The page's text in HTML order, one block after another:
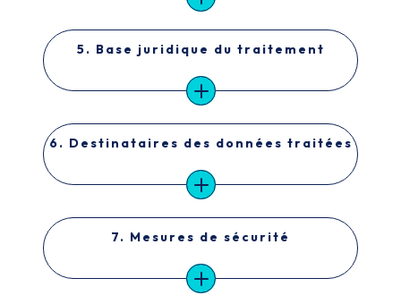
5. Base juridique du traitement
6. Destinataires des données traitées
7. Mesures de sécurité